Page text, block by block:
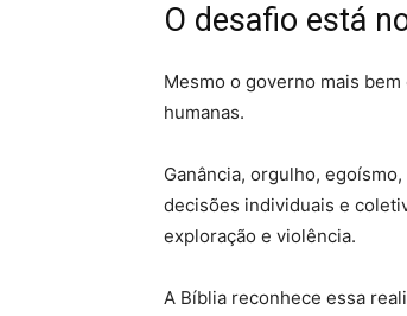
O desafio está
Mesmo o governo mais
humanas.
Ganância, orgulho,
decisões individuais e
exploração e violência.
A Bíblia reconhece essa